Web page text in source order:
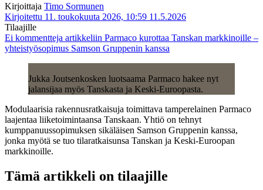
Kirjoittaja Timo Sormunen
Kirjoitettu 11. toukokuuta 2026, 10:59 11.5.2026
Tilaajille
Ei kommentteja artikkeliin Parmaco kurottaa Tanskan markkinoille –
yhteistyösopimus Samson Gruppenin kanssa
Jukka Joutsenkosken luotsaama Parmaco hakee nyt
jalansijaa myös Tanskasta ja Keski-Euroopasta.
Modulaarisia rakennusratkaisuja toimittava tamperelainen Parmaco
laajentaa liiketoimintaansa Tanskaan. Yhtiö on tehnyt
kumppanuussopimuksen sikäläisen Samson Gruppenin kanssa,
jonka myötä se tuo tilaratkaisunsa Tanskan ja Keski-Euroopan
markkinoille.
Tämä artikkeli on tilaajille